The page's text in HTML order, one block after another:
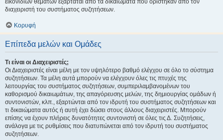
εικονιδίων θεμάτων εξαρτάται από τα δικαιώματα που ορίστηκαν από τον
διαχειριστή του συστήματος συζητήσεων.
Κορυφή
Επίπεδα μελών και Ομάδες
Τι είναι οι Διαχειριστές;
Οι Διαχειριστές είναι μέλη με τον υψηλότερο βαθμό ελέγχου σε όλο το σύστημα
συζητήσεων. Τα μέλη αυτά μπορούν να ελέγχουν όλες τις πτυχές της
λειτουργίας του συστήματος συζητήσεων, συμπεριλαμβανομένων του
καθορισμού δικαιωμάτων, της απαγόρευσης μελών, της δημιουργίας ομάδων ή
συντονιστών, κλπ., εξαρτώνται από τον ιδρυτή του συστήματος συζητήσεων και
τι δικαιώματα αυτός ή αυτή έχει δώσει στους άλλους διαχειριστές. Μπορούν
επίσης να έχουν πλήρεις δυνατότητες συντονιστή σε όλες τις Δ. Συζητήσεις,
ανάλογα με τις ρυθμίσεις που διατυπώνεται από τον ιδρυτή του συστήματος
συζητήσεων.